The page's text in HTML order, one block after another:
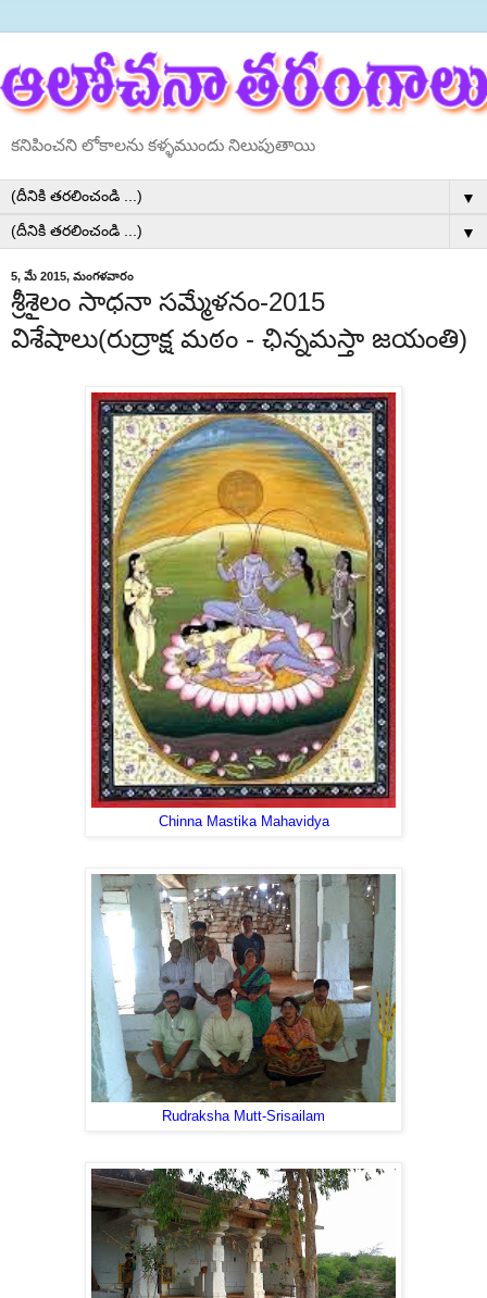
కనిపించని లోకాలను కళ్ళముందు నిలుపుతాయి
▼
▼
5, మే 2015, మంగళవారం
శ్రీశైలం సాధనా సమ్మేళనం-2015
విశేషాలు(రుద్రాక్ష మఠం - ఛిన్నమస్తా జయంతి)
Chinna Mastika Mahavidya
Rudraksha Mutt-Srisailam